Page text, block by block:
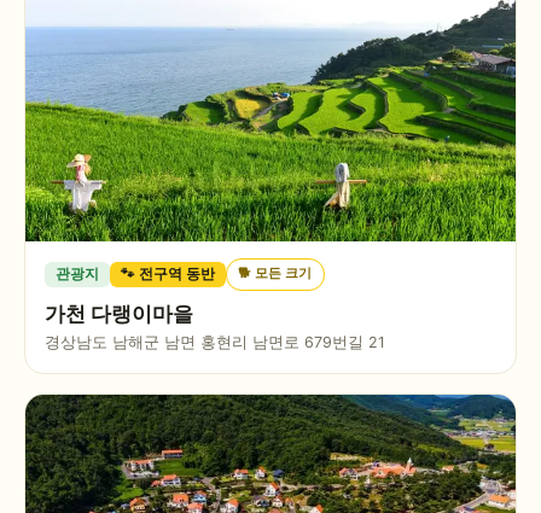
관광지 🐾 전구역 동반 🐕모든 크기
가천 다랭이마을
경상남도 남해군 남면 홍현리 남면로 679번길 21